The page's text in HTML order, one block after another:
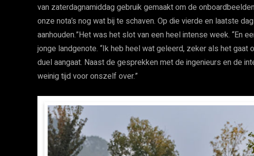
van zaterdagnamiddag gebruik gemaakt om de
onze nota’s nog wat bij te schaven. Op die vierde en laatste
aanhouden.”Het was het slot van een heel intense week. “En
jonge landgenote. “Ik heb heel wat geleerd, zeker als het
duel aangaat. Naast de gesprekken met de ingenieurs en de
weinig tijd voor onszelf over.”